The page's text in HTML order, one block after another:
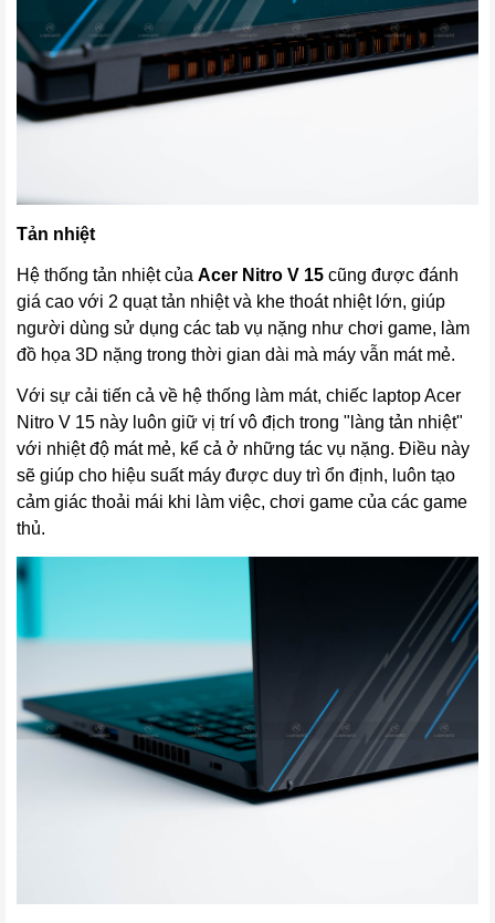
Tản nhiệt
Hệ thống tản nhiệt của Acer Nitro V 15 cũng được đánh
giá cao với 2 quạt tản nhiệt và khe thoát nhiệt lớn, giúp
người dùng sử dụng các tab vụ nặng như chơi game, làm
đồ họa 3D nặng trong thời gian dài mà máy vẫn mát mẻ.
Với sự cải tiến cả về hệ thống làm mát, chiếc laptop Acer
Nitro V 15 này luôn giữ vị trí vô địch trong "làng tản nhiệt"
với nhiệt độ mát mẻ, kể cả ở những tác vụ nặng. Điều này
sẽ giúp cho hiệu suất máy được duy trì ổn định, luôn tạo
cảm giác thoải mái khi làm việc, chơi game của các game
thủ.